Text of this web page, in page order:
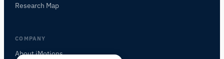
Research Map
COMPANY
About iMotions